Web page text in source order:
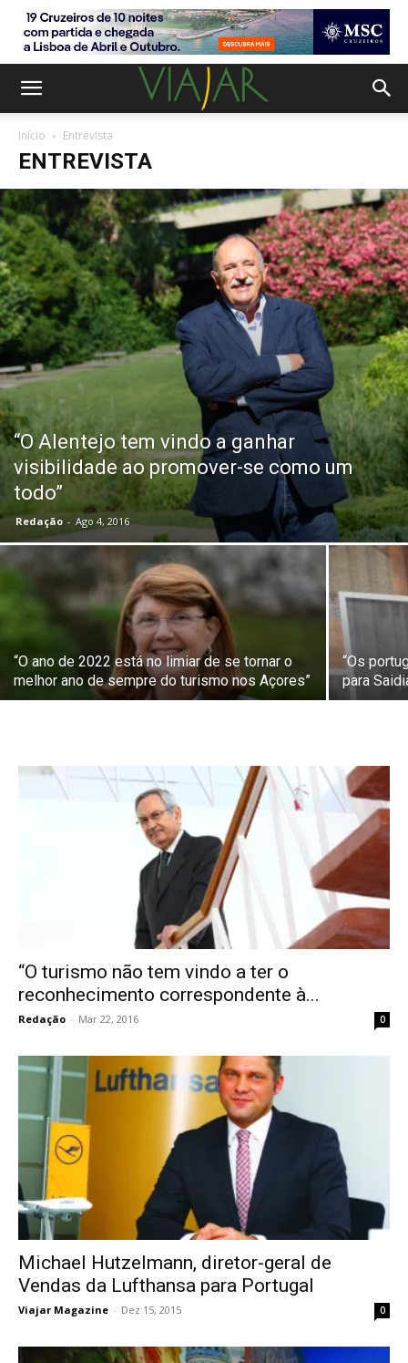
Início Entrevista
ENTREVISTA
“O Alentejo tem vindo a ganhar
visibilidade ao promover-se como um
todo”
Redação - Ago 4, 2016
“O ano de 2022 está no limiar de se tornar o
melhor ano de sempre do turismo nos Açores”
“Os
para
“O turismo não tem vindo a ter o
reconhecimento correspondente à...
Redação - Mar 22, 2016 0
Michael Hutzelmann, diretor-geral de
Vendas da Lufthansa para Portugal
Viajar Magazine - Dez 15, 2015 0